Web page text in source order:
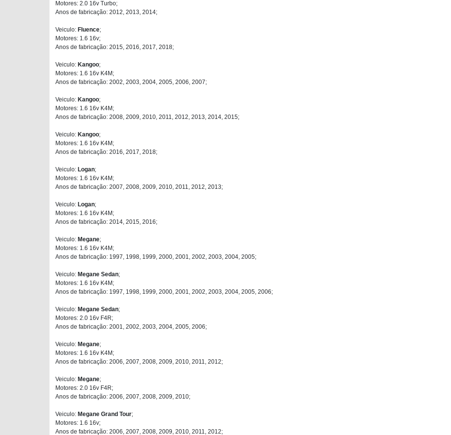
Motores: 2.0 16v Turbo;
Anos de fabricação: 2012, 2013, 2014;
Veiculo: Fluence;
Motores: 1.6 16v;
Anos de fabricação: 2015, 2016, 2017, 2018;
Veiculo: Kangoo;
Motores: 1.6 16v K4M;
Anos de fabricação: 2002, 2003, 2004, 2005, 2006, 2007;
Veiculo: Kangoo;
Motores: 1.6 16v K4M;
Anos de fabricação: 2008, 2009, 2010, 2011, 2012, 2013, 2014, 2015;
Veiculo: Kangoo;
Motores: 1.6 16v K4M;
Anos de fabricação: 2016, 2017, 2018;
Veiculo: Logan;
Motores: 1.6 16v K4M;
Anos de fabricação: 2007, 2008, 2009, 2010, 2011, 2012, 2013;
Veiculo: Logan;
Motores: 1.6 16v K4M;
Anos de fabricação: 2014, 2015, 2016;
Veiculo: Megane;
Motores: 1.6 16v K4M;
Anos de fabricação: 1997, 1998, 1999, 2000, 2001, 2002, 2003, 2004, 2005;
Veiculo: Megane Sedan;
Motores: 1.6 16v K4M;
Anos de fabricação: 1997, 1998, 1999, 2000, 2001, 2002, 2003, 2004, 2005, 2006;
Veiculo: Megane Sedan;
Motores: 2.0 16v F4R;
Anos de fabricação: 2001, 2002, 2003, 2004, 2005, 2006;
Veiculo: Megane;
Motores: 1.6 16v K4M;
Anos de fabricação: 2006, 2007, 2008, 2009, 2010, 2011, 2012;
Veiculo: Megane;
Motores: 2.0 16v F4R;
Anos de fabricação: 2006, 2007, 2008, 2009, 2010;
Veiculo: Megane Grand Tour;
Motores: 1.6 16v;
Anos de fabricação: 2006, 2007, 2008, 2009, 2010, 2011, 2012;